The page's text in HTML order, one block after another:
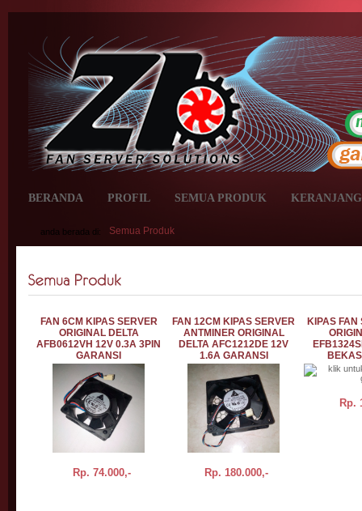
BERANDA PROFIL SEMUA PRODUK
anda berada di: Semua Produk
FAN 6CM KIPAS SERVER
ORIGINAL DELTA
AFB0612VH 12V 0.3A 3PIN
GARANSI
Rp. 74.000,-
FAN 12CM KIPAS SERVER
ANTMINER ORIGINAL
DELTA AFC1212DE 12V
1.6A GARANSI
Rp. 180.000,-
KIPAS FAN
Rp.